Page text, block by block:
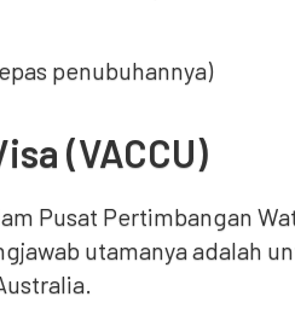
penubuhannya)
(VACCU)
Pusat Pertimbangan
utamanya adalah